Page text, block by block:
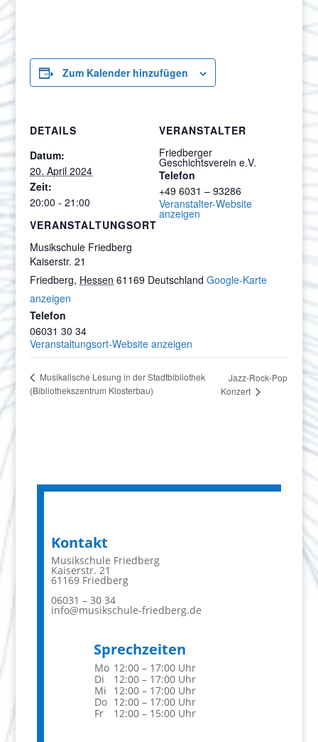
Zum Kalender hinzufügen
DETAILS
Datum:
20. April 2024
Zeit:
20:00 - 21:00
VERANSTALTUNGSORT
Musikschule Friedberg
Kaiserstr. 21
Friedberg, Hessen 61169 Deutschland Google-Karte
anzeigen
Telefon
06031 30 34
Veranstaltungsort-Website anzeigen
VERANSTALTER
Friedberger
Geschichtsverein e.V.
Telefon
+49 6031 – 93286
Veranstalter-Website
anzeigen
Musikalische Lesung in der Stadtbibliothek
(Bibliothekszentrum Klosterbau)
Jazz-Rock-Pop
Konzert
Kontakt
Musikschule Friedberg
Kaiserstr. 21
61169 Friedberg
06031 – 30 34
info@musikschule-friedberg.de
Sprechzeiten
Mo 12:00 – 17:00 Uhr
Di
12:00 – 17:00 Uhr
Mi
12:00 – 17:00 Uhr
Do 12:00 – 17:00 Uhr
Fr
12:00 – 15:00 Uhr